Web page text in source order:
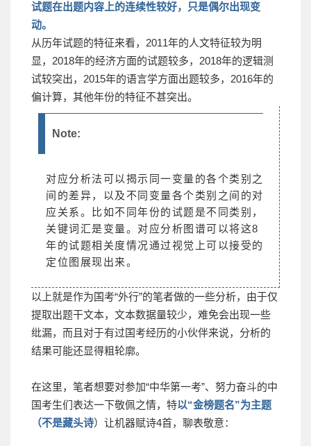
试题在出题内容上的连续性较好，只是偶尔出现变
动。
从历年试题的特征来看，2011年的人文特征较为明
显，2018年的经济方面的试题较多，2018年的逻辑测
试较突出，2015年的语言学方面出题较多，2016年的
偏计算，其他年份的特征不甚突出。
Note:
对应分析法可以揭示同一变量的各个类别之
间的差异，以及不同变量各个类别之间的对
应关系。比如不同年份的试题是不同类别，
关键词汇是变量。对应分析图谱可以将这8
年的试题相关度情况通过视觉上可以接受的
定位图展现出来。
以上就是作为国考“外行”的笔者做的一些分析，由于仅
提取出题干文本，文本数据量较少，难免会出现一些
纰漏，而且对于有过国考经历的小伙伴来说，分析的
结果可能还显得粗轮廓。
在这里，笔者想要对参加“中华第一考”、努力奋斗的中
国考生们表达一下敬佩之情，特以“金榜题名”为主题
（不是藏头诗）让机器赋诗4首，聊表敬意：